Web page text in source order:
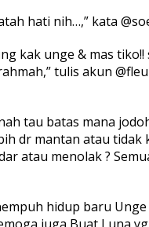
hati nih…,” kata
kak unge & mas
tulis akun
tau batas mana
dr mantan atau tidak
atau menolak ?
hidup baru